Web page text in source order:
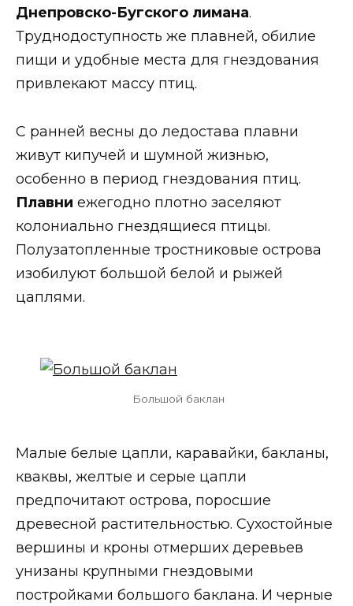
Днепровско-Бугского лимана.
Труднодоступность же плавней, обилие
пищи и удобные места для гнездования
привлекают массу птиц.
С ранней весны до ледостава плавни
живут кипучей и шумной жизнью,
особенно в период гнездования птиц.
Плавни ежегодно плотно заселяют
колониально гнездящиеся птицы.
Полузатопленные тростниковые острова
изобилуют большой белой и рыжей
цаплями.
Большой баклан
Малые белые цапли, каравайки, бакланы,
кваквы, желтые и серые цапли
предпочитают острова, поросшие
древесной растительностью. Сухостойные
вершины и кроны отмерших деревьев
унизаны крупными гнездовыми
постройками большого баклана. И черные